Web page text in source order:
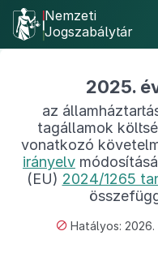
Nemzeti
Jogszabálytár
2025.
az
tagállamok
vonatkozó
irányelv
(EU) 2024/1265
Hatályos: 2026.